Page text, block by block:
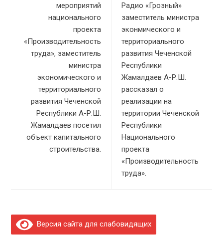
мероприятий
национального
проекта
«Производительность
труда», заместитель
министра
экономического и
территориального
развития Чеченской
Республики А-Р.Ш.
Жамалдаев посетил
объект капитального
строительства.
Радио «Грозный»
заместитель министра
эконмического и
территориального
развития Чеченской
Республики
Жамалдаев А-Р.Ш.
рассказал о
реализации на
территории Чеченской
Республики
Национального
проекта
«Производительность
труда».
Версия сайта для слабовидящих